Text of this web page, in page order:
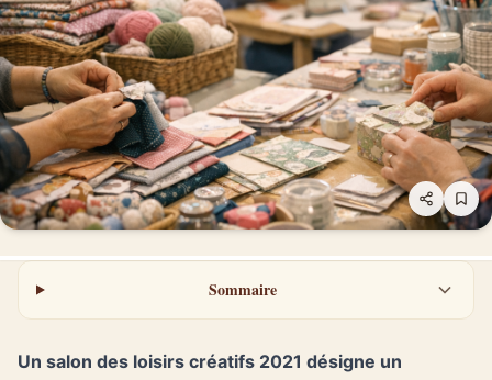
Sommaire
Un salon des loisirs créatifs 2021 désigne un